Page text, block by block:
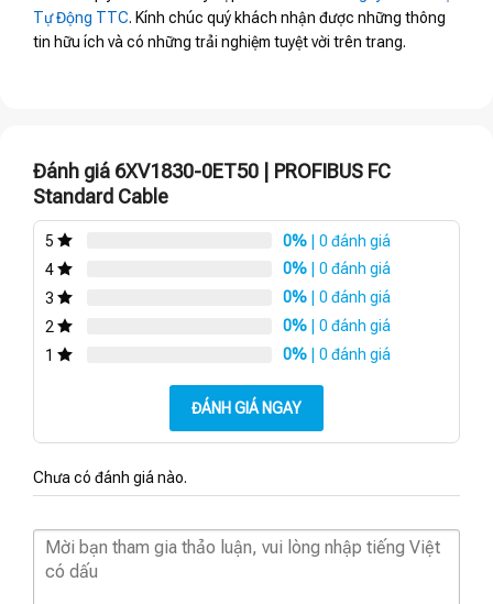
Tự Động TTC. Kính chúc quý khách nhận được những thông
tin hữu ích và có những trải nghiệm tuyệt vời trên trang.
Đánh giá 6XV1830-0ET50 | PROFIBUS FC
Standard Cable
5 0% | 0 đánh giá
4
0% | 0 đánh giá
3
0% | 0 đánh giá
2
0% | 0 đánh giá
1
0% | 0 đánh giá
ĐÁNH GIÁ NGAY
Chưa có đánh giá nào.